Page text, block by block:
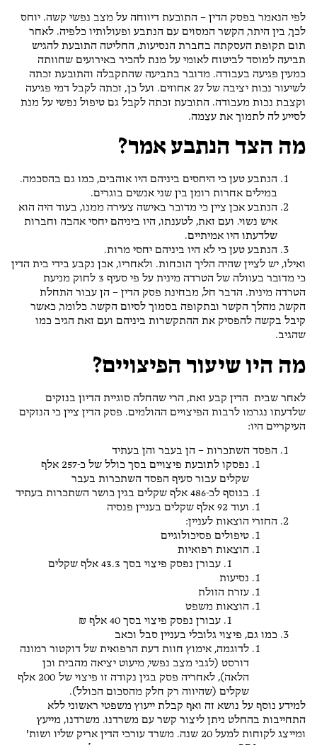
לפי הנאמר בפסק הדין – התובעת דיווחה על מצב נפשי קשה. יוחס
לכך, בין היתר, הקשר המסוים עם הנתבע ופעולותיו כלפיה. לאחר
תום תקופת העסקתה בחברת הנסיעות, החליטה התובעת להגיש
תביעה למוסד לביטוח לאומי על מנת להכיר באירועים שחוותה
כמעין פגיעה בעבודה. מדובר בתביעה שהתקבלה והתובעת זכתה
לשיעור נכות יציבה של 27 אחוזים. ועל כן, זכתה לקבל דמי פגיעה
וקצבת נכות מעבודה. התובעת זכתה לקבל גם טיפול נפשי על מנת
לסייע לה לתמוך את עצמה.
מה הצד הנתבע אמר?
הנתבע טען כי היחסים ביניהם היו אוהבים, כמו גם בהסכמה.
במילים אחרות רומן בין שני אנשים בוגרים.
הנתבע אכן ציין כי מדובר באישה צעירה ממנו, בעוד היה הוא
איש נשוי. ועם זאת, לטענתו, היו ביניהם יחסי אהבה וחברות
שלדעתו היו אמיתיים.
הנתבע טען כי לא היו ביניהם יחסי מרות.
ואילו, יש לציין שהיה הליך הוכחות. ולאחריו, אכן נקבע בידי בית הדין
כי מדובר בעוולה של הטרדה מינית על פי סעיף 3 לחוק מניעת
הטרדה מינית. הדבר חל, מבחינת פסק הדין – הן עבור התחלת
הקשר, מהלך הקשר ובתקופה בסמוך לסיום הקשר. כלומר, כאשר
קיבל בקשה להפסיק את ההתקשרות ביניהם ועם זאת הגיב כמו
שהגיב.
מה היו שיעור הפיצויים?
לאחר שבית הדין קבע זאת, הרי שהחלה סוגיית הדיון בנזקים
שלדעתו נגרמו לרבות הפיצויים ההולמים. פסק הדין ציין כי הנזקים
העיקריים היו:
הפסד השתכרות – הן בעבר והן בעתיד
נפסקו לתובעת פיצויים בסך כולל של כ-257 אלף
שקלים עבור סעיף הפסד השתכרות בעבר
בנוסף לכ-486 אלף שקלים בגין כושר השתכרות בעתיד
ועוד 92 אלף שקלים בעניין פנסיה
החזרי הוצאות לעניין:
טיפולים פסיכולוגיים
הוצאות רפואיות
עבורן נפסק פיצוי בסך 43.3 אלף שקלים
נסיעות
עזרת הזולת
הוצאות משפט
עבורן נפסק פיצוי בסך 40 אלף ₪
כמו גם, פיצוי גלובלי בעניין סבל וכאב
לדוגמה, אימוץ חוות דעת הרפואית של דוקטור רמונה
דורסט (לגבי מצב נפשי, מיעוט יציאה מהבית וכן
הלאה), לאחריה פסק בגין נקודה זו פיצוי של 200 אלף
שקלים (שהיווה רק חלק מהסכום הכולל).
למידע נוסף על נושא זה ואף קבלת ייעוץ משפטי ראשוני ללא
התחייבות בהחלט ניתן ליצור קשר עם משרדנו. משרדנו, מייעץ
ומייצג לקוחות למעל 20 שנה. משרד עורכי הדין אריק שליו ושות'